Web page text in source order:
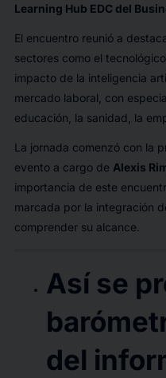
Learning Hub EDC del
El encuentro reunió a
sectores como el
impacto de la inteligencia
mercado laboral, con
educación, la sanidad, la
La jornada comenzó con la
evento a cargo de Alexis
importancia de este
marcada por la integración
comprender su alcance.
Así se
del